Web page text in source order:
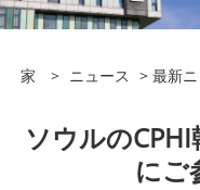
家 > ニュース > 最新
ソウルの
にご